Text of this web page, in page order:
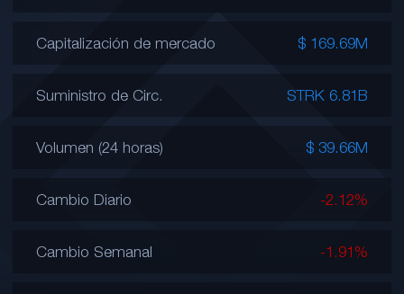
Capitalización de mercado $ 169.69M
Suministro de Circ. STRK 6.81B
Volumen (24 horas) $ 39.66M
Cambio Diario -2.12%
Cambio Semanal -1.91%